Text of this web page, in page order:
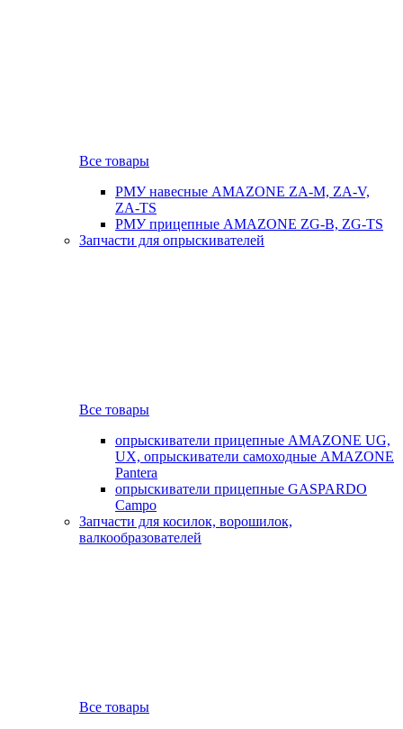
Все товары
РМУ навесные AMAZONE ZA-M, ZA-V,
ZA-TS
РМУ прицепные AMAZONE ZG-B, ZG-TS
Запчасти для опрыскивателей
Все товары
опрыскиватели прицепные AMAZONE UG,
UX, опрыскиватели самоходные AMAZONE
Pantera
опрыскиватели прицепные GASPARDO
Campo
Запчасти для косилок, ворошилок,
валкообразователей
Все товары